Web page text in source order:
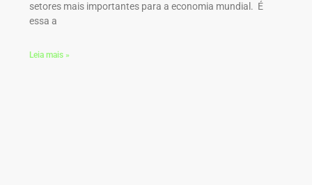
setores mais importantes para a economia mundial. É
essa a
Leia mais »